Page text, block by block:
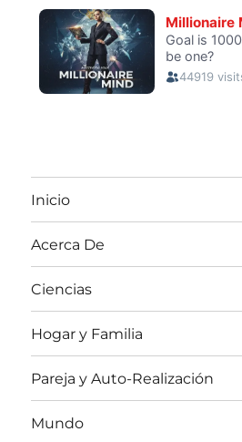
Inicio
Acerca De
Ciencias
Hogar y Familia
Pareja y Auto-Realización
Mundo